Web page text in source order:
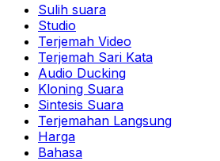
Sulih suara
Studio
Terjemah Video
Terjemah Sari Kata
Audio Ducking
Kloning Suara
Sintesis Suara
Terjemahan Langsung
Harga
Bahasa